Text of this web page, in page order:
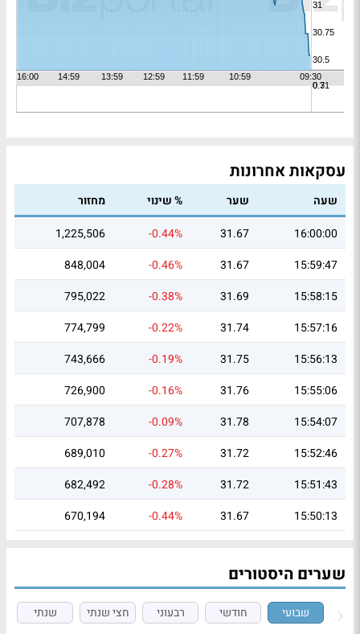
עסקאות אחרונות
שעה שער % שינוי
מחזור
16:00:00
31.67
-0.44%
1,225,506
15:59:47
31.67
-0.46%
848,004
15:58:15
31.69
-0.38%
795,022
15:57:16
31.74
-0.22%
774,799
15:56:13
31.75
-0.19%
743,666
15:55:06
31.76
-0.16%
726,900
15:54:07
31.78
-0.09%
707,878
15:52:46
31.72
-0.27%
689,010
15:51:43
31.72
-0.28%
682,492
15:50:13
31.67
-0.44%
670,194
שערים היסטורים
שבועי חודשי רבעוני חצי שנתי שנתי